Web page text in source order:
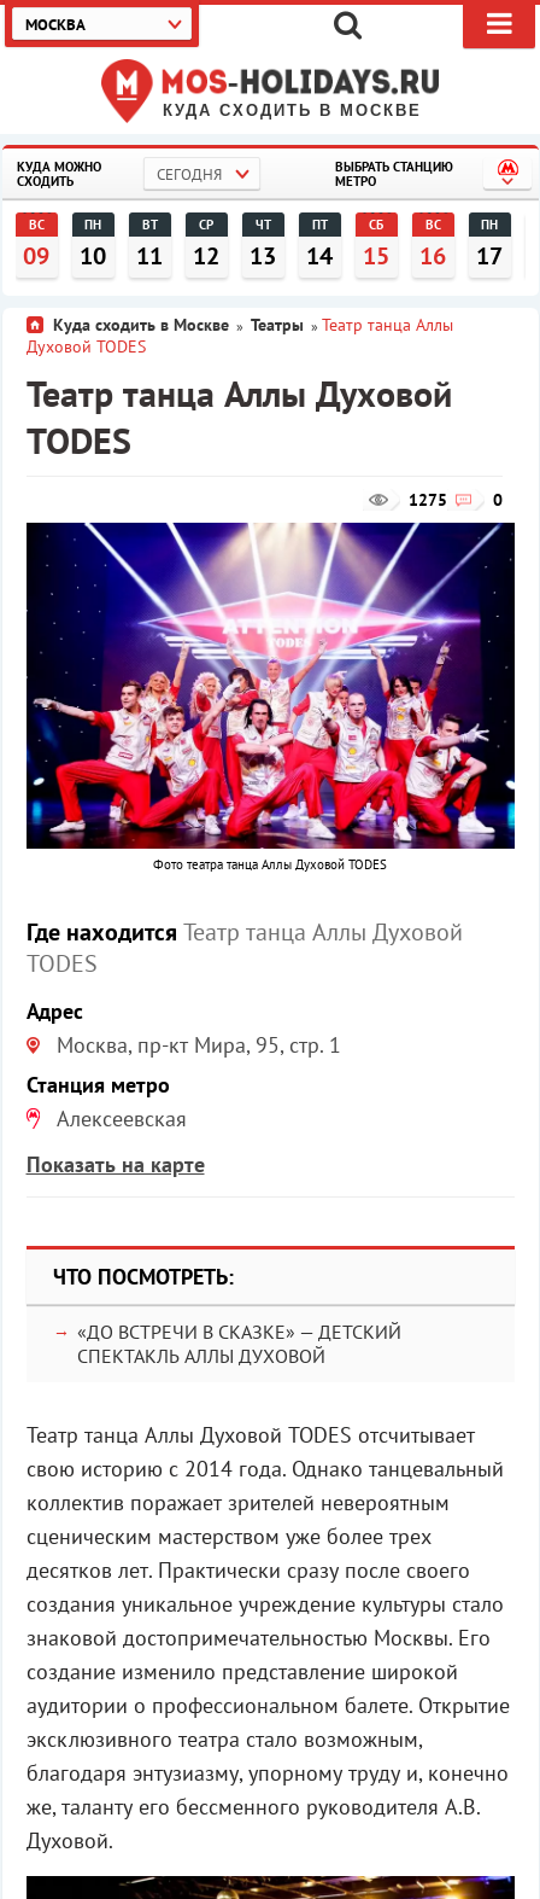
КУДА СХОДИТЬ В МОСКВЕ
МОСКВА
КУДА МОЖНО
СХОДИТЬ
СЕГОДНЯ
ВЫБРАТЬ СТАНЦИЮ
МЕТРО
ВС
09
ПН
10
ВТ
11
СР
12
ЧТ
13
ПТ
14
СБ
15
ВС
16
ПН
17
Куда сходить в Москве » Театры » Театр танца Аллы
Духовой TODES
Театр танца Аллы Духовой
TODES
0
1275
Фото театра танца Аллы Духовой TODES
Где находится Театр танца Аллы Духовой
TODES
Адрес
Москва, пр-кт Мира, 95, стр. 1
Станция метро
Алексеевская
Показать на карте
ЧТО ПОСМОТРЕТЬ:
«ДО ВСТРЕЧИ В СКАЗКЕ» — ДЕТСКИЙ
СПЕКТАКЛЬ АЛЛЫ ДУХОВОЙ
Театр танца Аллы Духовой TODES отсчитывает
свою историю с 2014 года. Однако танцевальный
коллектив поражает зрителей невероятным
сценическим мастерством уже более трех
десятков лет. Практически сразу после своего
создания уникальное учреждение культуры стало
знаковой достопримечательностью Москвы. Его
создание изменило представление широкой
аудитории о профессиональном балете. Открытие
эксклюзивного театра стало возможным,
благодаря энтузиазму, упорному труду и, конечно
же, таланту его бессменного руководителя А.В.
Духовой.